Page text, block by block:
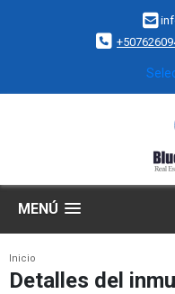
MENÚ
Inicio
Detalles del